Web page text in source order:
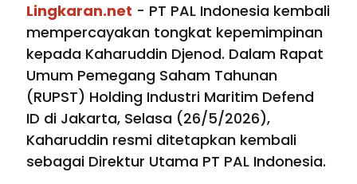
Lingkaran.net - PT PAL Indonesia kembali
mempercayakan tongkat kepemimpinan
kepada Kaharuddin Djenod. Dalam Rapat
Umum Pemegang Saham Tahunan
(RUPST) Holding Industri Maritim Defend
ID di Jakarta, Selasa (26/5/2026),
Kaharuddin resmi ditetapkan kembali
sebagai Direktur Utama PT PAL Indonesia.